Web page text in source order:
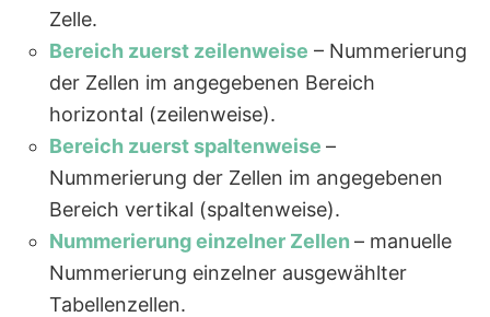
Zelle.
Bereich zuerst zeilenweise – Nummerierung
der Zellen im angegebenen Bereich
horizontal (zeilenweise).
Bereich zuerst spaltenweise –
Nummerierung der Zellen im angegebenen
Bereich vertikal (spaltenweise).
Nummerierungeinzelner Zellen – manuelle
Nummerierung einzelner ausgewählter
Tabellenzellen.